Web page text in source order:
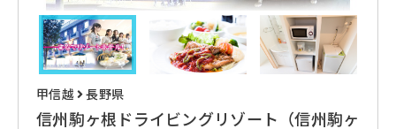
甲信越 長野県
信州駒ヶ根ドライビングリゾート（信州駒ヶ